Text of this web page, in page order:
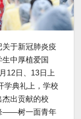
于新冠肺炎疫
中厚植爱国
12日、13日上
学典礼上，学校
出贡献的校
——树一面青年